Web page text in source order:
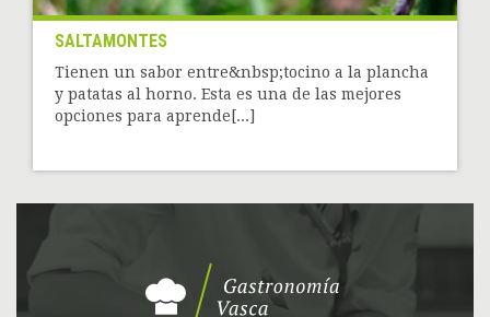
SALTAMONTES
Tienen un sabor entre&nbsp;tocino a la plancha
y patatas al horno. Esta es una de las mejores
opciones para aprende[...]